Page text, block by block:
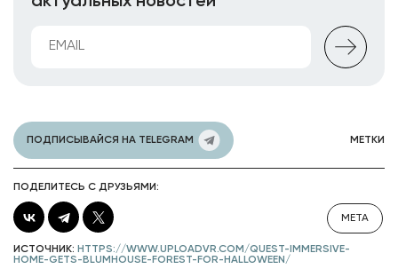
ПОДПИСЫВАЙСЯ НА TELEGRAM МЕТКИ
ПОДЕЛИТЕСЬ С ДРУЗЬЯМИ:
META
ИСТОЧНИК: HTTPS://WWW.UPLOADVR.COM/QUEST-IMMERSIVE-
HOME-GETS-BLUMHOUSE-FOREST-FOR-HALLOWEEN/